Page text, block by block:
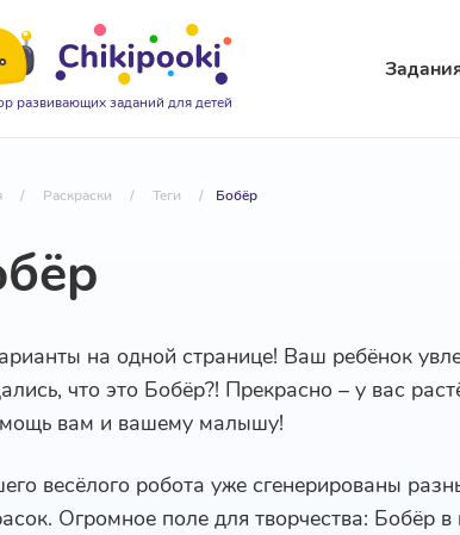
развивающих заданий для детей
/ Раскраски / Теги / Бобёр
на одной странице! Ваш ребёнок
что это Бобёр?! Прекрасно – у вас
вам и вашему малышу!
весёлого робота уже сгенерированы
Огромное поле для творчества: Бобёр